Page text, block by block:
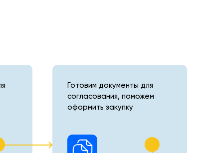
Готовим документы для
согласования, поможем
оформить закупку